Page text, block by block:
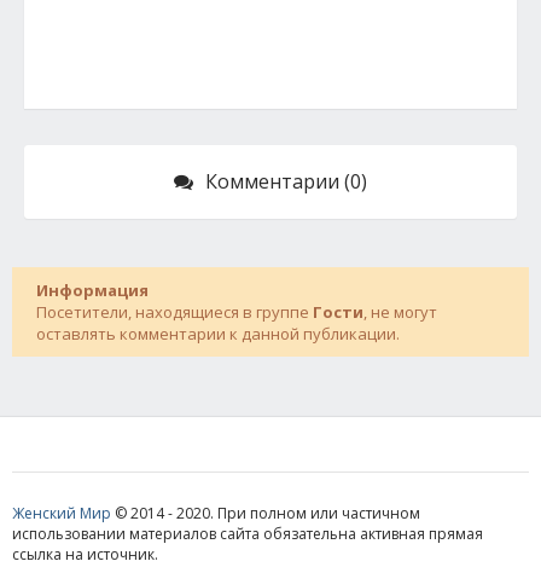
Комментарии (0)
Информация
Посетители, находящиеся в группе Гости, не могут
оставлять комментарии к данной публикации.
Женский Мир © 2014 - 2020. При полном или частичном
использовании материалов сайта обязательна активная прямая
ссылка на источник.